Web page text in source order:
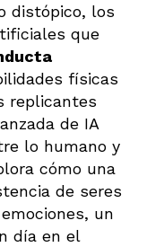
distópico, los
que
físicas
replicantes
de IA
lo humano y
cómo una
de seres
un
día en el